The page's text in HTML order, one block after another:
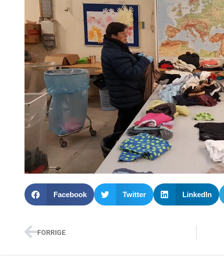
Facebook Twitter LinkedIn
FORRIGE